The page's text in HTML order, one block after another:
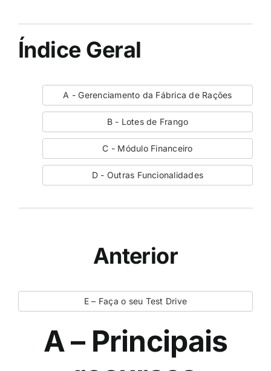
Índice Geral
A - Gerenciamento da Fábrica de Rações
B - Lotes de Frango
C - Módulo Financeiro
D - Outras Funcionalidades
Anterior
E – Faça o seu Test Drive
A – Principais